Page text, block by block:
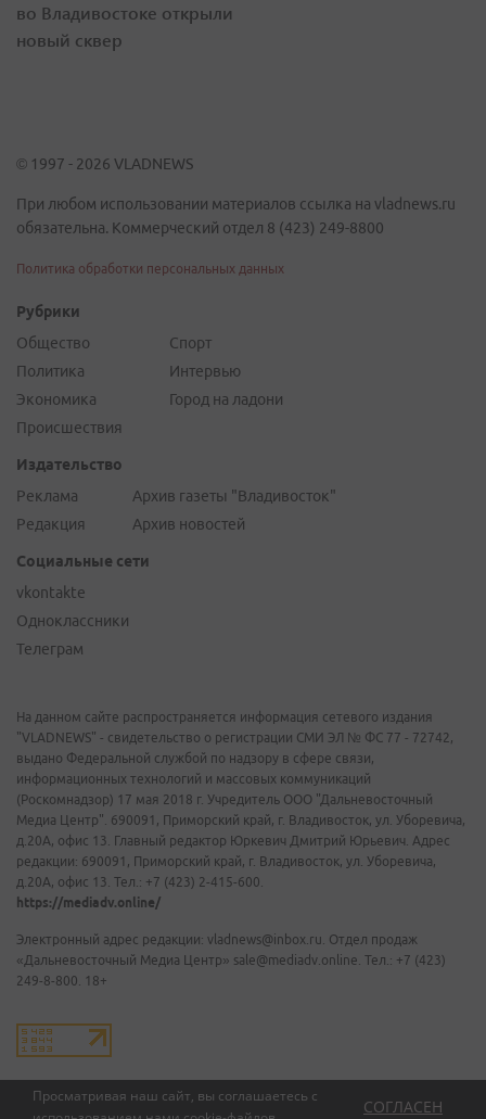
Просматривая наш сайт, вы соглашаетесь с
СОГЛАСЕН
во Владивостоке открыли
новый сквер
© 1997 - 2026 VLADNEWS
При любом использовании материалов ссылка на vladnews.ru
обязательна. Коммерческий отдел 8 (423) 249-8800
Политика обработки персональных данных
Рубрики
Общество
Политика
Экономика
Происшествия
Спорт
Интервью
Город на ладони
Издательство
Реклама
Редакция
Архив газеты "Владивосток"
Архив новостей
Социальные сети
vkontakte
Одноклассники
Телеграм
На данном сайте распространяется информация сетевого издания
"VLADNEWS" - свидетельство о регистрации СМИ ЭЛ № ФС 77 - 72742,
выдано Федеральной службой по надзору в сфере связи,
информационных технологий и массовых коммуникаций
(Роскомнадзор) 17 мая 2018 г. Учредитель ООО "Дальневосточный
Медиа Центр". 690091, Приморский край, г. Владивосток, ул. Уборевича,
д.20А, офис 13. Главный редактор Юркевич Дмитрий Юрьевич. Адрес
редакции: 690091, Приморский край, г. Владивосток, ул. Уборевича,
д.20А, офис 13. Тел.: +7 (423) 2-415-600.
https://mediadv.online/
Электронный адрес редакции: vladnews@inbox.ru. Отдел продаж
«Дальневосточный Медиа Центр» sale@mediadv.online. Тел.: +7 (423)
249-8-800. 18+